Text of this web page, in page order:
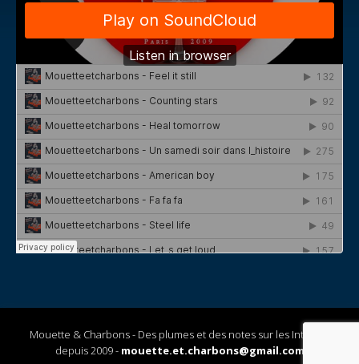
Mouette & Charbons - Des plumes et des notes sur les Internet
depuis 2009 - mouette.et.charbons@gmail.com